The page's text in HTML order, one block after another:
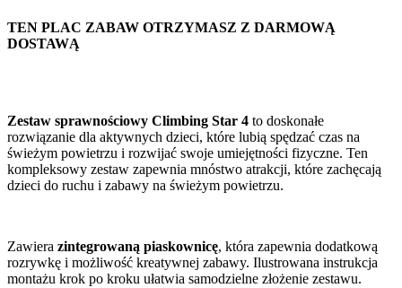
TEN PLAC ZABAW OTRZYMASZ Z DARMOWĄ
DOSTAWĄ
Zestaw sprawnościowy Climbing Star 4 to doskonałe
rozwiązanie dla aktywnych dzieci, które lubią spędzać czas na
świeżym powietrzu i rozwijać swoje umiejętności fizyczne. Ten
kompleksowy zestaw zapewnia mnóstwo atrakcji, które zachęcają
dzieci do ruchu i zabawy na świeżym powietrzu.
Zawiera zintegrowaną piaskownicę, która zapewnia dodatkową
rozrywkę i możliwość kreatywnej zabawy. Ilustrowana instrukcja
montażu krok po kroku ułatwia samodzielne złożenie zestawu.